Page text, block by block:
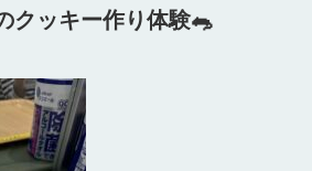
クッキー作り体験🐀